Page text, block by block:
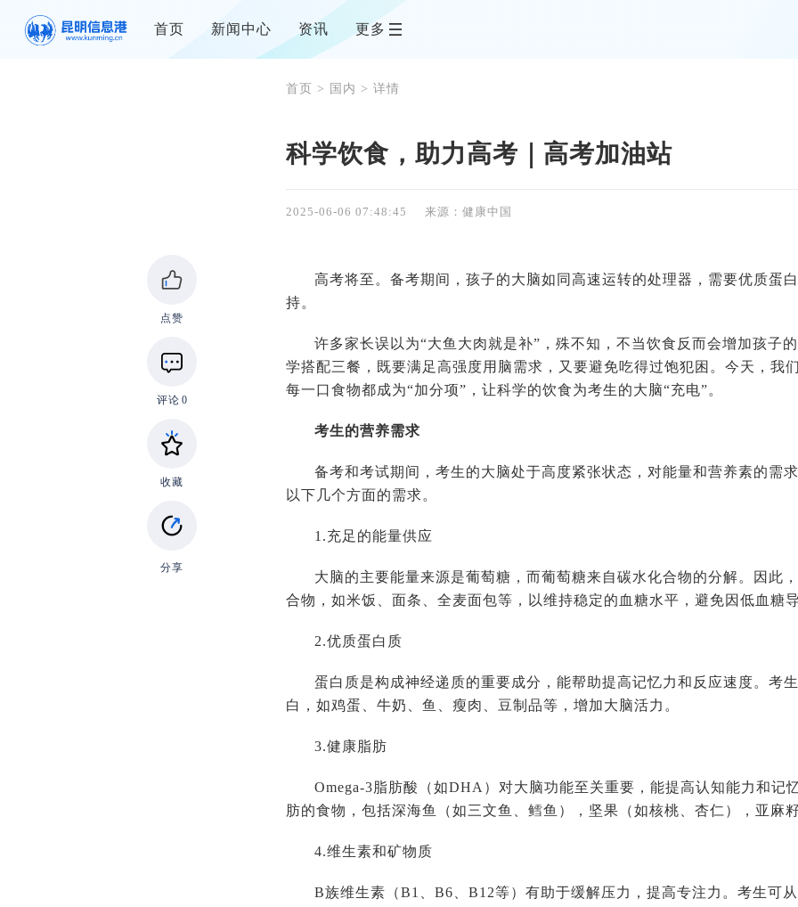
首页 新闻中心 资讯 更多
点赞
评论 0
收藏
分享
首页 > 国内 > 详情
科学饮食，助力高考｜高考加油站
2025-06-06 07:48:45 来源：健康中国
高考将至。备考期间，孩子的大脑如同高速运转的处理器，需要优质蛋
持。
许多家长误以为“大鱼大肉就是补”，殊不知，不当饮食反而会增加孩子
学搭配三餐，既要满足高强度用脑需求，又要避免吃得过饱犯困。今天，我
每一口食物都成为“加分项”，让科学的饮食为考生的大脑“充电”。
考生的营养需求
备考和考试期间，考生的大脑处于高度紧张状态，对能量和营养素的需
以下几个方面的需求。
1.充足的能量供应
大脑的主要能量来源是葡萄糖，而葡萄糖来自碳水化合物的分解。因此
合物，如米饭、面条、全麦面包等，以维持稳定的血糖水平，避免因低血糖
2.优质蛋白质
蛋白质是构成神经递质的重要成分，能帮助提高记忆力和反应速度。考
白，如鸡蛋、牛奶、鱼、瘦肉、豆制品等，增加大脑活力。
3.健康脂肪
Omega-3脂肪酸（如DHA）对大脑功能至关重要，能提高认知能力和记
肪的食物，包括深海鱼（如三文鱼、鳕鱼），坚果（如核桃、杏仁），亚麻
4.维生素和矿物质
B族维生素（B1、B6、B12等）有助于缓解压力，提高专注力。考生可